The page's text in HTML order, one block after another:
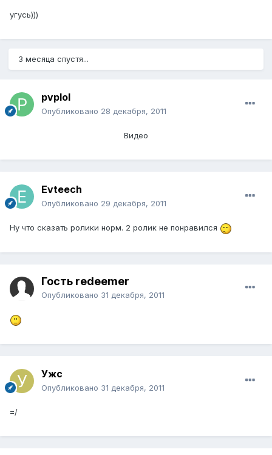
угусь)))
3 месяца спустя...
pvplol
Опубликовано 28 декабря, 2011
Видео
Evteech
Опубликовано 29 декабря, 2011
Ну что сказать ролики норм. 2 ролик не понравился
Гость redeemer
Опубликовано 31 декабря, 2011
Ужс
Опубликовано 31 декабря, 2011
=/